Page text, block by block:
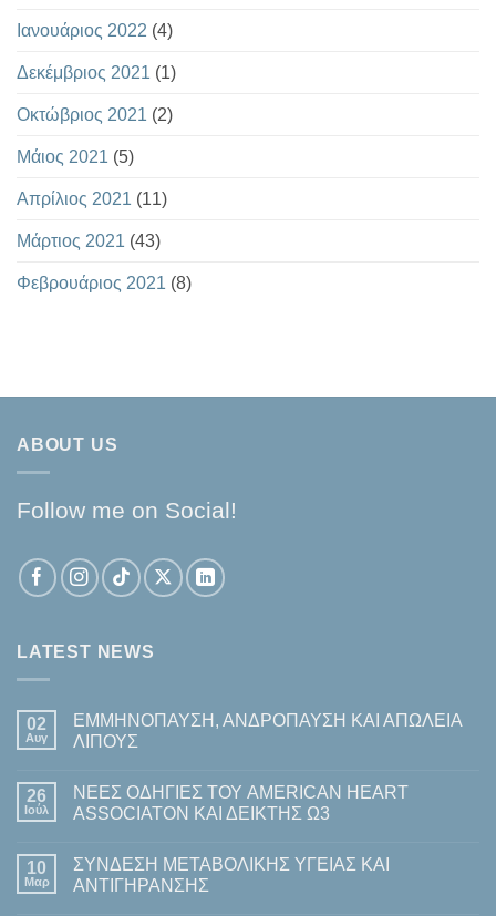
Ιανουάριος 2022 (4)
Δεκέμβριος 2021 (1)
Οκτώβριος 2021 (2)
Μάιος 2021 (5)
Απρίλιος 2021 (11)
Μάρτιος 2021 (43)
Φεβρουάριος 2021 (8)
ABOUT US
Follow me on Social!
LATEST NEWS
02
Αυγ
ΕΜΜΗΝΟΠΑΥΣΗ, ΑΝΔΡΟΠΑΥΣΗ ΚΑΙ ΑΠΩΛΕΙΑ
ΛΙΠΟΥΣ
σχόλια
στο
ΕΜΜΗΝΟΠΑΥΣΗ,
ΑΠΩΛΕΙΑ
ΛΙΠΟΥΣ
26
Ιούλ
ΝΕΕΣ ΟΔΗΓΙΕΣ ΤΟΥ AMERICAN HEART
ASSOCIATON ΚΑΙ ΔΕΙΚΤΗΣ Ω3
σχόλια
στο
ΝΕΕΣ
10
Μαρ
ΣΥΝΔΕΣΗ ΜΕΤΑΒΟΛΙΚΗΣ ΥΓΕΙΑΣ ΚΑΙ
ΑΝΤΙΓΗΡΑΝΣΗΣ